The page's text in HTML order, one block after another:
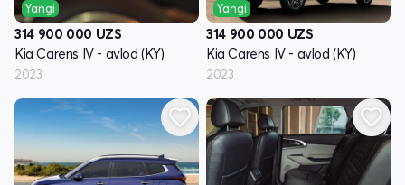
Yangi
314 900 000 UZS
Kia Carens IV - avlod (KY)
2023
Yangi
314 900 000 UZS
Kia Carens IV - avlod (KY)
2023